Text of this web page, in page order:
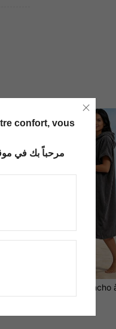
1 pièce Poncho à capuche pour le surf, très absorbant, unisexe, en matériau en fibre super doux et séchage rapide,
confort, vous
مرحباً بك في